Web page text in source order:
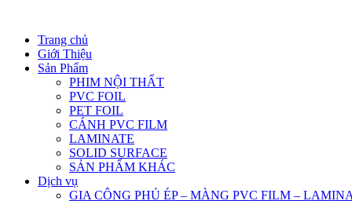
Trang chủ
Giới Thiệu
Sản Phẩm
PHIM NỘI THẤT
PVC FOIL
PET FOIL
CÁNH PVC FILM
LAMINATE
SOLID SURFACE
SẢN PHẨM KHÁC
Dịch vụ
GIA CÔNG PHỦ ÉP – MÀNG PVC FILM –